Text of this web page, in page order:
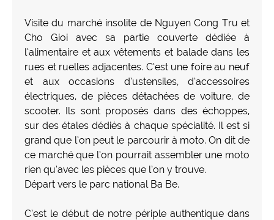
Visite du marché insolite de Nguyen Cong Tru et
Cho Gioi avec sa partie couverte dédiée à
l’alimentaire et aux vêtements et balade dans les
rues et ruelles adjacentes. C’est une foire au neuf
et aux occasions d’ustensiles, d’accessoires
électriques, de pièces détachées de voiture, de
scooter. Ils sont proposés dans des échoppes,
sur des étales dédiés à chaque spécialité. Il est si
grand que l’on peut le parcourir à moto. On dit de
ce marché que l’on pourrait assembler une moto
rien qu’avec les pièces que l’on y trouve.
Départ vers le parc national Ba Be.
C’est le début de notre périple authentique dans